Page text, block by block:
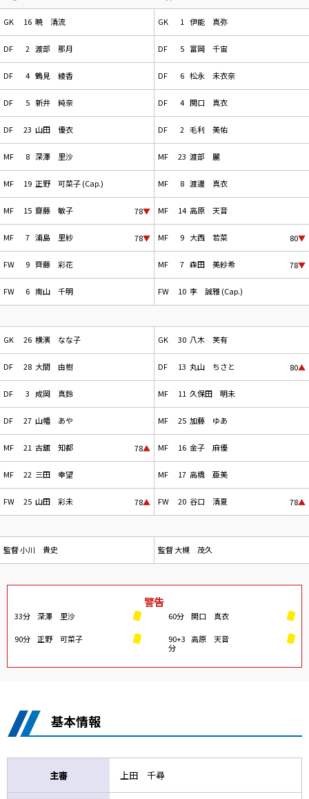
GK 16 暁 清流
DF 2 渡部 那月
DF 4 鶴見 綾香
DF 5 新井 純奈
DF 23 山田 優衣
MF 8 深澤 里沙
MF 19 正野 可菜子 (Cap.)
MF 15 齋藤 敏子 78▼
MF 7 浦島 里紗 78▼
FW 9 齊藤 彩花
FW 6 南山 千明
GK 26 横濱 なな子
DF 28 大間 由樹
DF 3 成岡 真鈴
DF 27 山幡 あや
MF 21 古舘 知都 78▲
MF 22 三田 幸望
FW 25 山田 彩未 78▲
監督小川 貴史
GK 1 伊能 真弥
DF 5 富岡 千宙
DF 6 松永 未衣奈
DF 4 関口 真衣
DF 2 毛利 美佑
MF 23 渡部 麗
MF 8 渡邊 真衣
MF 14 高原 天音
MF 9 大西 若菜 80▼
MF 7 森田 美紗希 78▼
FW 10 李 誠雅 (Cap.)
GK 30 八木 芙有
DF 13 丸山 ちさと 80▲
MF 11 久保田 明未
MF 25 加藤 ゆあ
MF 16 金子 麻優
MF 17 高橋 亜美
FW 20 谷口 清夏 78▲
監督大槻 茂久
警告
33分 深澤 里沙
90分 正野 可菜子
60分 関口 真衣
90+3
分
高原 天音
基本情報
主審 上田 千尋